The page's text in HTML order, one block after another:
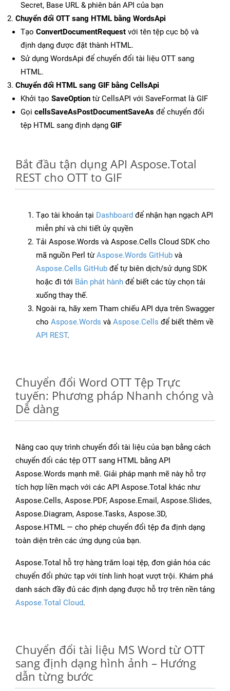
Secret, Base URL & phiên bản API của bạn
Chuyển đổi OTT sang HTML bằng WordsApi
Tạo ConvertDocumentRequest với tên tệp cục bộ và
định dạng được đặt thành HTML.
Sử dụng WordsApi để chuyển đổi tài liệu OTT sang
HTML.
Chuyển đổi HTML sang GIF bằng CellsApi
Khởi tạo SaveOption từ CellsAPI với SaveFormat là GIF
Gọi cellsSaveAsPostDocumentSaveAs để chuyển đổi
tệp HTML sang định dạng GIF
Bắt đầu tận dụng API Aspose.Total
REST cho OTT to GIF
Tạo tài khoản tại Dashboard để nhận hạn ngạch API
miễn phí và chi tiết ủy quyền
Tải Aspose.Words và Aspose.Cells Cloud SDK cho
mã nguồn Perl từAspose.Words GitHub và
Aspose.Cells GitHub để tự biên dịch/sử dụng SDK
hoặc đi tới Bản phát hành để biết các tùy chọn tải
xuống thay thế.
Ngoài ra, hãy xem Tham chiếu API dựa trên Swagger
cho Aspose.Words và Aspose.Cells để biết thêm về
API REST.
Chuyển đổi Word OTT Tệp Trực
tuyến: Phương pháp Nhanh chóng và
Dễ dàng
Nâng cao quy trình chuyển đổi tài liệu của bạn bằng cách
chuyển đổi các tệp OTT sang HTML bằng API
Aspose.Words mạnh mẽ. Giải pháp mạnh mẽ này hỗ trợ
tích hợp liền mạch với các API Aspose.Total khác như
Aspose.Cells, Aspose.PDF, Aspose.Email, Aspose.Slides,
Aspose.Diagram, Aspose.Tasks, Aspose.3D,
Aspose.HTML — cho phép chuyển đổi tệp đa định dạng
toàn diện trên các ứng dụng của bạn.
Aspose.Total hỗ trợ hàng trăm loại tệp, đơn giản hóa các
chuyển đổi phức tạp với tính linh hoạt vượt trội. Khám phá
danh sách đầy đủ các định dạng được hỗ trợ trên nền tảng
Aspose.Total Cloud.
Chuyển đổi tài liệu MS Word từ OTT
sang định dạng hình ảnh – Hướng
dẫn từng bước